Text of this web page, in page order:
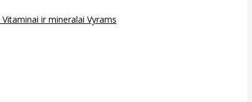
Vitaminai ir mineralai Vyrams